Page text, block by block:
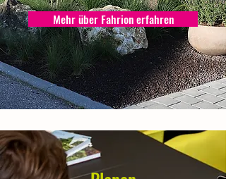
Mehr über Fahrion erfahren